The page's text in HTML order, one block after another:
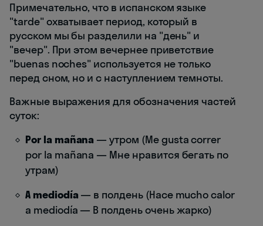
Примечательно, что в испанском языке
"tarde" охватывает период, который в
русском мы бы разделили на "день" и
"вечер". При этом вечернее приветствие
"buenas noches" используется не только
перед сном, но и с наступлением темноты.
Важные выражения для обозначения частей
суток:
Por la mañana — утром (Me gusta correr
por la mañana — Мне нравится бегать по
утрам)
A mediodía — в полдень (Hace mucho calor
a mediodía — В полдень очень жарко)